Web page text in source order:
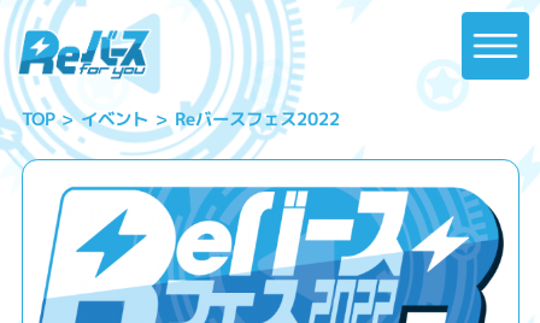
TOP イベント Reバースフェス2022